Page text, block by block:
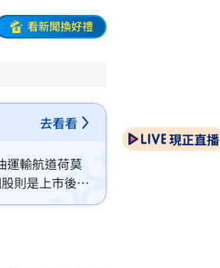
看新聞換好禮
去看看
運輸航道荷莫
則是上市後掀
現正直播